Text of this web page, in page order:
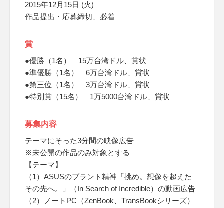
2015年12月15日 (火)
作品提出・応募締切、必着
賞
●優勝（1名） 15万台湾ドル、賞状
●準優勝（1名） 6万台湾ドル、賞状
●第三位（1名） 3万台湾ドル、賞状
●特別賞（15名） 1万5000台湾ドル、賞状
募集内容
テーマにそった3分間の映像広告
※未公開の作品のみ対象とする
【テーマ】
（1）ASUSのブラント精神「挑め。想像を超えた
その先へ。」（In Search of Incredible）の動画広告
（2）ノートPC（ZenBook、TransBookシリーズ）